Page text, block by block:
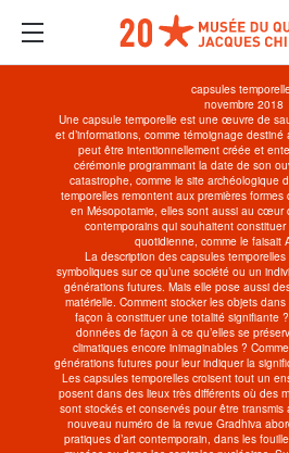
capsules
novembre 2018
Une capsule temporelle est une œuvre de
et d’informations, comme témoignage
peut être intentionnellement créée et
cérémonie programmant la date de son
catastrophe, comme le site archéologique
temporelles remontent aux premières formes
en Mésopotamie, elles sont aussi au cœur
contemporains qui souhaitent
quotidienne, comme le faisait
La description des capsules
symboliques sur ce qu’une société ou un
générations futures. Mais elle pose aussi
matérielle. Comment stocker les objets
façon à constituer une totalité signifiante
données de façon à ce qu’elles se
climatiques encore inimaginables ?
générations futures pour leur indiquer la
Les capsules temporelles croisent tout un
posent dans des lieux très différents où des
sont stockés et conservés pour être
nouveau numéro de la revue Gradhiva
pratiques d’art contemporain, dans les
GRADHIVA
Capsules
Contenu